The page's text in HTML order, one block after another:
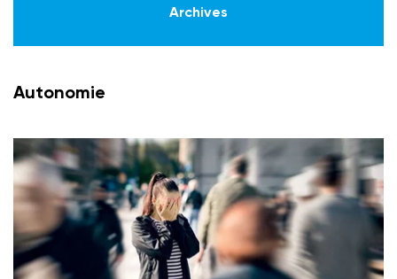
Archives
Autonomie